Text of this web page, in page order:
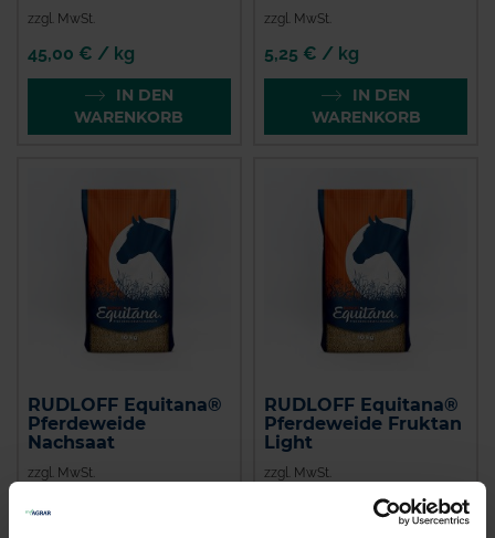
zzgl. MwSt.
45,00 € / kg
IN DEN
WARENKORB
zzgl. MwSt.
5,25 € / kg
IN DEN
WARENKORB
RUDLOFF Equitana®
Pferdeweide
Nachsaat
zzgl. MwSt.
5,50 € / kg
RUDLOFF Equitana®
Pferdeweide Fruktan
Light
zzgl. MwSt.